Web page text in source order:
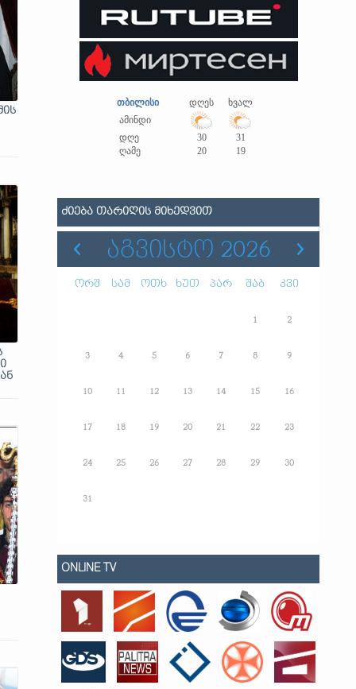
თბილისი დღეს
ხვალ
ამინდი
დღე
30
31
ღამე
20 19
ᲫᲘᲔᲑᲐ ᲗᲐᲠᲘᲦᲘᲡ ᲛᲘᲮᲔᲓᲕᲘᲗ
ᲐᲒᲕᲘᲡᲢᲝ 2026
ორშ სამ ოთხ ხუთ პარ შაბ კვი
1 2
3 4 5 6 7 8 9
10 11 12 13 14 15 16
17 18 19 20 21 22 23
24 25 26 27 28 29 30
31
ONLINE TV